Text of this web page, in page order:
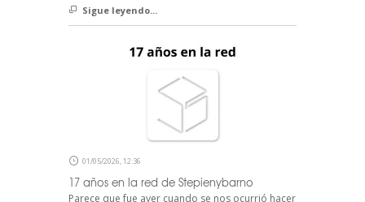
Sigue leyendo...
01/05/2026, 12:36
17 años en la red de Stepienybarno
Parece que fue ayer cuando se nos ocurrió hacer